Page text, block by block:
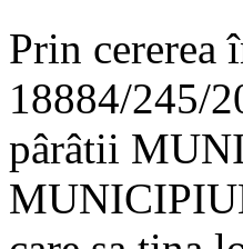
Prin cererea
18884/245/
pârâtii